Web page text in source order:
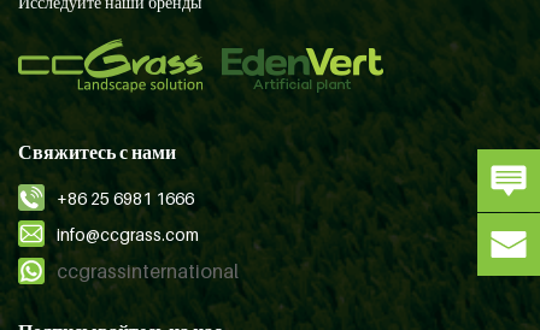
Свяжитесь с нами
+86 25 6981 1666
info@ccgrass.com
ccgrassinternational